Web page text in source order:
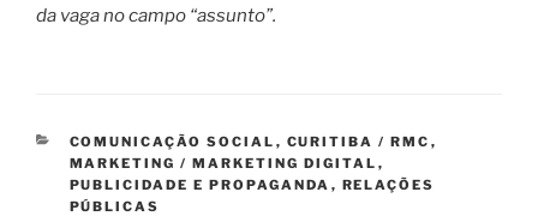
da vaga no campo “assunto”.
CATEGORIAS
COMUNICAÇÃO SOCIAL , CURITIBA / RMC ,
MARKETING / MARKETING DIGITAL ,
PUBLICIDADE E PROPAGANDA , RELAÇÕES
PÚBLICAS